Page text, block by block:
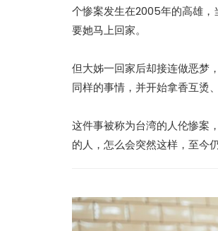
个惨案发生在2005年的高雄，
要她马上回家。
但大姊一回家后却接连做恶梦
同样的事情，并开始拿香互烫
这件事被称为台湾的人伦惨案
的人，怎么会突然这样，至今